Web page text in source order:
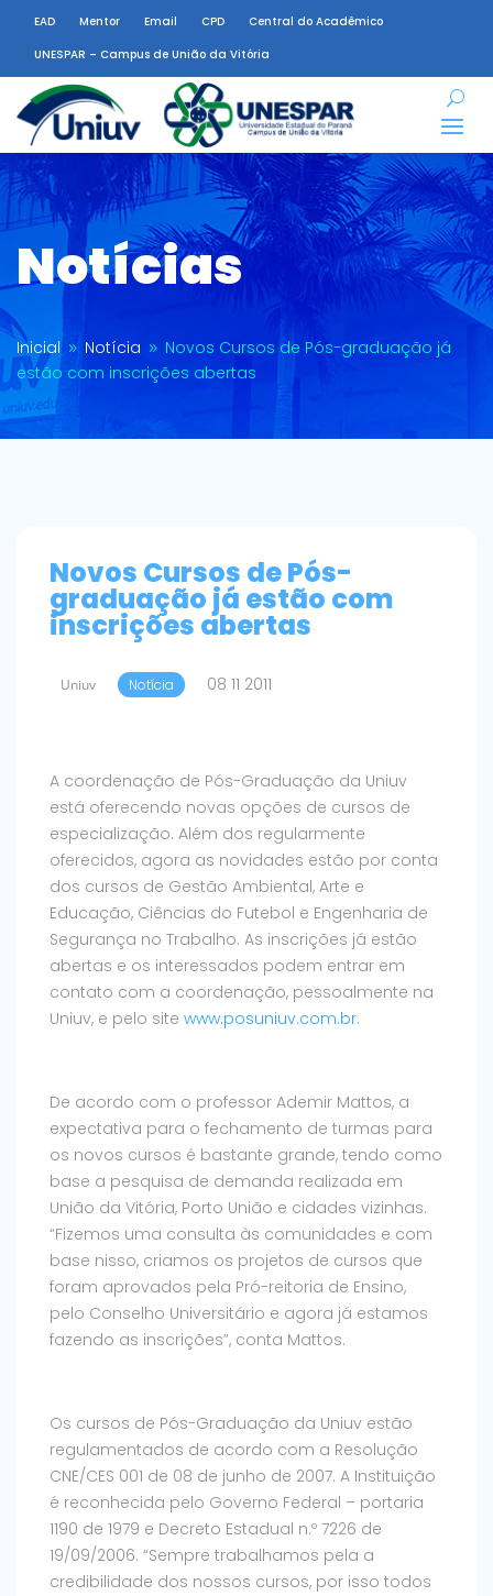
EAD Mentor Email CPD
Central do Acadêmico
UNESPAR – Campus de União da Vitória
Notícias
Inicial 9 Notícia 9 Novos Cursos de Pós-graduação já
estão com inscrições abertas
Novos Cursos de Pós-
graduação já estão com
inscrições abertas
Uniuv Notícia 08 11 2011
A coordenação de Pós-Graduação da Uniuv
está oferecendo novas opções de cursos de
especialização. Além dos regularmente
oferecidos, agora as novidades estão por conta
dos cursos de Gestão Ambiental, Arte e
Educação, Ciências do Futebol e Engenharia de
Segurança no Trabalho. As inscrições já estão
abertas e os interessados podem entrar em
contato com a coordenação, pessoalmente na
Uniuv, e pelo site www.posuniuv.com.br.
De acordo com o professor Ademir Mattos, a
expectativa para o fechamento de turmas para
os novos cursos é bastante grande, tendo como
base a pesquisa de demanda realizada em
União da Vitória, Porto União e cidades vizinhas.
“Fizemos uma consulta às comunidades e com
base nisso, criamos os projetos de cursos que
foram aprovados pela Pró-reitoria de Ensino,
pelo Conselho Universitário e agora já estamos
fazendo as inscrições”, conta Mattos.
Os cursos de Pós-Graduação da Uniuv estão
regulamentados de acordo com a Resolução
CNE/CES 001 de 08 de junho de 2007. A Instituição
é reconhecida pelo Governo Federal – portaria
1190 de 1979 e Decreto Estadual n.º 7226 de
19/09/2006. “Sempre trabalhamos pela a
credibilidade dos nossos cursos, por isso todos